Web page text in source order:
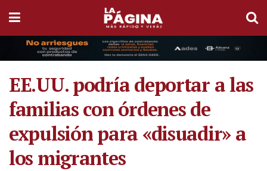
EE.UU. podría deportar a las
familias con órdenes de
expulsión para «disuadir» a
los migrantes